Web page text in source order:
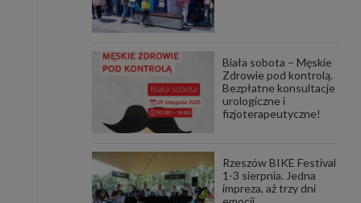
w
gdy
Biała sobota – Męskie
Zdrowie pod kontrolą.
Bezpłatne konsultacje
urologiczne i
fizjoterapeutyczne!
Rzeszów BIKE Festival
1-3 sierpnia. Jedna
impreza, aż trzy dni